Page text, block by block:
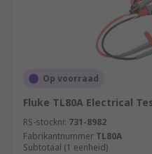
Op voorraad
Fluke TL80A Electrical
RS-stocknr. 731-8982
Fabrikantnummer TL80A
Subtotaal (1 eenheid)